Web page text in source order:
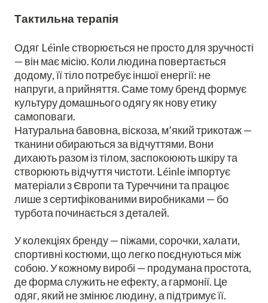
Тактильна терапія
Одяг Léinle створюється не просто для зручності
— він має місію. Коли людина повертається
додому, її тіло потребує іншої енергії: не
напруги, а прийняття. Саме тому бренд формує
культуру домашнього одягу як нову етику
самоповаги.
Натуральна бавовна, віскоза, м’який трикотаж —
тканини обираються за відчуттями. Вони
дихають разом із тілом, заспокоюють шкіру та
створюють відчуття чистоти. Léinle імпортує
матеріали з Європи та Туреччини та працює
лише з сертифікованими виробниками — бо
турбота починається з деталей.
У колекціях бренду — піжами, сорочки, халати,
спортивні костюми, що легко поєднуються між
собою. У кожному виробі — продумана простота,
де форма служить не ефекту, а гармонії. Це
одяг, який не змінює людину, а підтримує її.